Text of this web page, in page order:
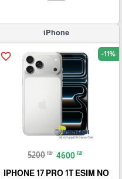
iPhone
favorite_border -11%
5200 ₪ 4600 ₪
IPHONE 17 PRO 1T ESIM NO